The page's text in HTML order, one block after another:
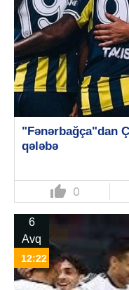
"Fənərbağça"dan
qələbə
thumb_up 0
6
Avq
12:22